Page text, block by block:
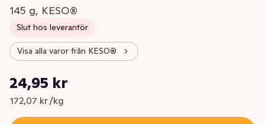
145 g, KESO®
Slut hos leverantör
Visa alla varor från KESO®
Nuvarande pris är: 24,95 kr
24,95 kr
172,07 kr /kg
Styckpris: 172,07 kr /kg